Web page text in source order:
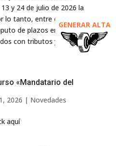
GENERAR ALTA
y 24 de julio de 2026 la
lo tanto, entre esas fechas
de plazos en
con tributos y recursos
«Mandatario del
2026 | Novedades
aquí